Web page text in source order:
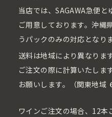
当店では、SAGAWA急便
ご用意しております。沖縄
うパックのみの対応となり
送料は地域により異なりま
ご注文の際に計算いたしま
お願いします。（関東地域
ワインご注文の場合、12本